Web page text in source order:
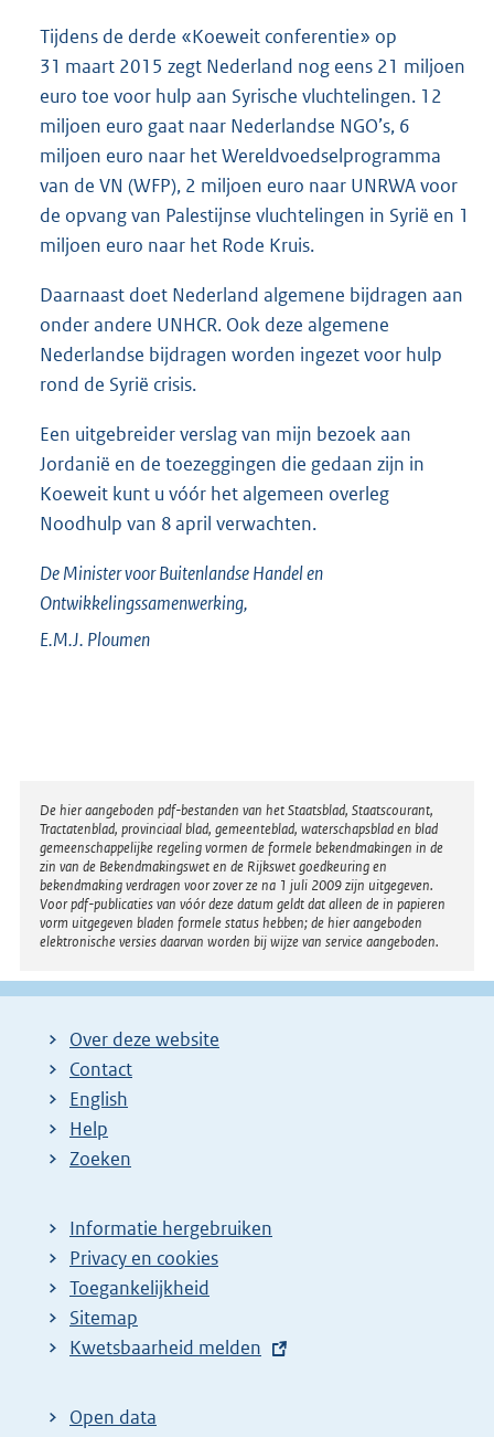
Tijdens de derde «Koeweit conferentie» op
31 maart 2015 zegt Nederland nog eens 21 miljoen
euro toe voor hulp aan Syrische vluchtelingen. 12
miljoen euro gaat naar Nederlandse NGO’s, 6
miljoen euro naar het Wereldvoedselprogramma
van de VN (WFP), 2 miljoen euro naar UNRWA voor
de opvang van Palestijnse vluchtelingen in Syrië en 1
miljoen euro naar het Rode Kruis.
Daarnaast doet Nederland algemene bijdragen aan
onder andere UNHCR. Ook deze algemene
Nederlandse bijdragen worden ingezet voor hulp
rond de Syrië crisis.
Een uitgebreider verslag van mijn bezoek aan
Jordanië en de toezeggingen die gedaan zijn in
Koeweit kunt u vóór het algemeen overleg
Noodhulp van 8 april verwachten.
De Minister voor Buitenlandse Handel en
Ontwikkelingssamenwerking,
E.M.J. Ploumen
Disclaimer
De hier aangeboden pdf-bestanden van het Staatsblad, Staatscourant,
Tractatenblad, provinciaal blad, gemeenteblad, waterschapsblad en blad
gemeenschappelijke regeling vormen de formele bekendmakingen in de
zin van de Bekendmakingswet en de Rijkswet goedkeuring en
bekendmaking verdragen voor zover ze na 1 juli 2009 zijn uitgegeven.
Voor pdf-publicaties van vóór deze datum geldt dat alleen de in papieren
vorm uitgegeven bladen formele status hebben; de hier aangeboden
elektronische versies daarvan worden bij wijze van service aangeboden.
Over deze website
Contact
English
Help
Zoeken
Informatie hergebruiken
Privacy en cookies
Toegankelijkheid
Sitemap
E
t
Kwetsbaarheid melden
Open data